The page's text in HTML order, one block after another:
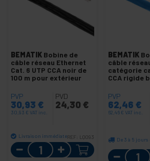
BEMATIK Bobine de
câble réseau Ethernet
Cat. 6 UTP CCA noir de
100 m pour extérieur
PVP
30,93 €
30,93 € VAT inc.
PVD
24,30 €
Livraison immédiateREF: LQ093
Quantité
BEMATIK
câble
catégorie
CCA rigide
PVP
62,46 €
62,46 € VAT inc.
De 3 à 5 jours